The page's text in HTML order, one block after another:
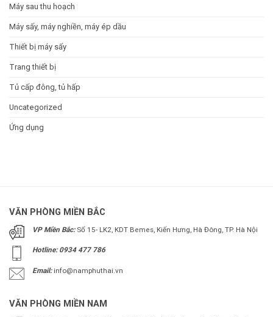
Máy sau thu hoạch
Máy sấy, máy nghiền, máy ép dầu
Thiết bị máy sấy
Trang thiết bị
Tủ cấp đông, tủ hấp
Uncategorized
Ứng dụng
VĂN PHÒNG MIỀN BẮC
VP Miền Bắc:Số 15- LK2, KDT Bemes, Kiến Hưng, Hà Đông, TP. Hà Nội
Hotline: 0934 477 786
Email: info@namphuthai.vn
VĂN PHÒNG MIỀN NAM